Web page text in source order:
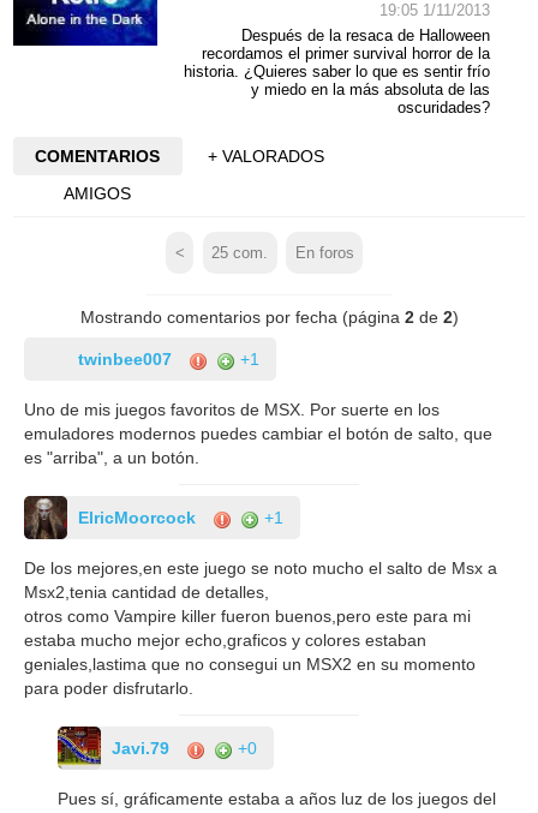
19:05 1/11/2013
Después de la resaca de Halloween
recordamos el primer survival horror de la
historia. ¿Quieres saber lo que es sentir frío
y miedo en la más absoluta de las
oscuridades?
COMENTARIOS
+ VALORADOS
AMIGOS
< 25 com. En foros
Mostrando comentarios por fecha (página 2de 2)
twinbee007 +1
Uno de mis juegos favoritos de MSX. Por suerte en los
emuladores modernos puedes cambiar el botón de salto, que
es "arriba", a un botón.
ElricMoorcock +1
De los mejores,en este juego se noto mucho el salto de Msx a
Msx2,tenia cantidad de detalles,
otros como Vampire killer fueron buenos,pero este para mi
estaba mucho mejor echo,graficos y colores estaban
geniales,lastima que no consegui un MSX2 en su momento
para poder disfrutarlo.
Javi.79 +0
Pues sí, gráficamente estaba a años luz de los juegos del